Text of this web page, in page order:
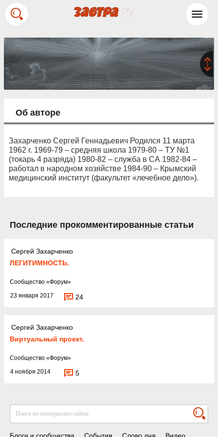
Об авторе
Захарченко Сергей Геннадьевич Родился 11 марта
1962 г. 1969-79 – средняя школа 1979-80 – ТУ №1
(токарь 4 разряда) 1980-82 – служба в СА 1982-84 –
работал в народном хозяйстве 1984-90 – Крымский
медицинский институт (факультет «лечебное дело»).
Последние прокомментированные статьи
Сергей Захарченко
ЛЕГИТИМНОСТЬ.
23 января 2017
Cообщество «Форум»
24
Сергей Захарченко
Виртуальный проект.
4 ноября 2014
Cообщество «Форум»
5